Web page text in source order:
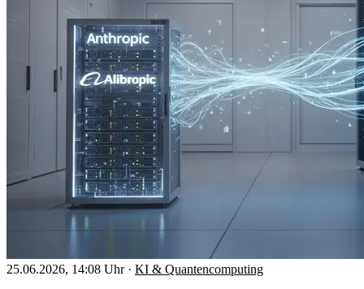
25.06.2026, 14:08 Uhr · KI & Quantencomputing